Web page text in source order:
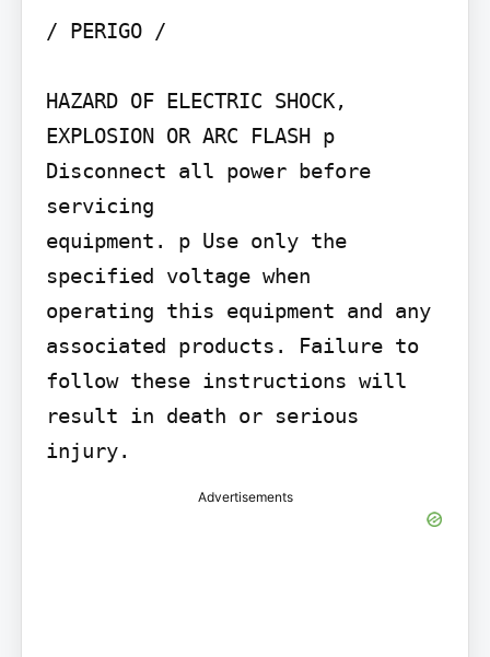
/ PERIGO /
HAZARD OF ELECTRIC SHOCK,
EXPLOSION OR ARC FLASH p
Disconnect all power before
servicing
equipment. p Use only the
specified voltage when
operating this equipment and any
associated products. Failure to
follow these instructions will
result in death or serious
injury.
Advertisements